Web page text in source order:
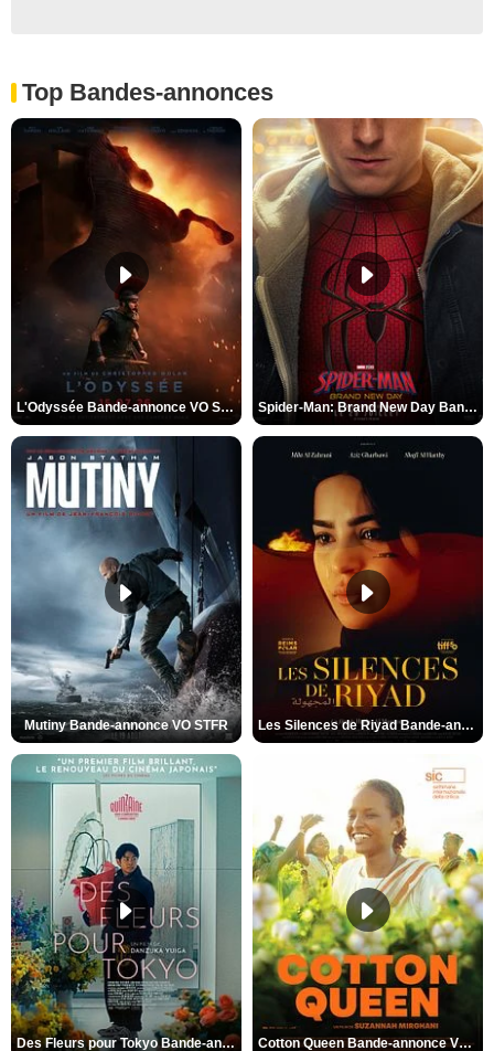
Top Bandes-annonces
L'Odyssée Bande-annonce VO STFR Spider-Man: Brand New Day Bande-annonce VO STFR
Mutiny Bande-annonce VO STFR Les Silences de Riyad Bande-annonce VO STFR
Des Fleurs pour Tokyo Bande-annonce VO STFR Cotton Queen Bande-annonce VO STFR